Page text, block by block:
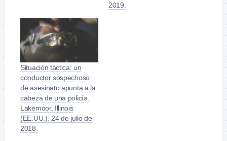
2019.
Situación táctica: un
conductor sospechoso
de asesinato apunta a la
cabeza de una policía.
Lakemoor, Illinois
(EE.UU.). 24 de julio de
2018.